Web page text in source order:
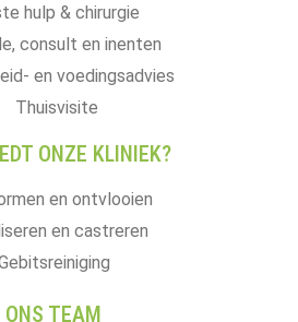
hulp & chirurgie
consult en inenten
en voedingsadvies
Thuisvisite
ONZE KLINIEK?
en ontvlooien
en castreren
ONS TEAM